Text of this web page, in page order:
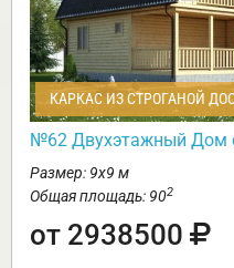
КАРКАС ИЗ СТРОГАНОЙ
№62 Двухэтажный Дом
Размер: 9х9 м
Общая площадь: 902
от 2938500